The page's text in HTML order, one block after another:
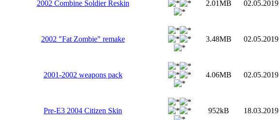
2002 Combine Soldier Reskin 2.01MB 02.05.2019
2002 "Fat Zombie" remake 3.48MB 02.05.2019
2001-2002 weapons pack 4.06MB 02.05.2019
Pre-E3 2004 Citizen Skin 952kB 18.03.2019